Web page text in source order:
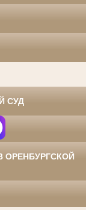
СУД
ОРЕНБУРГСКОЙ